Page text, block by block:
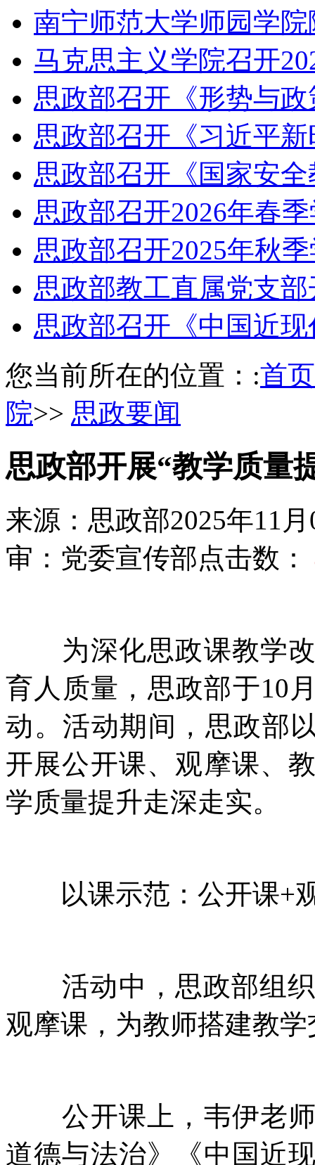
南宁师范大学师园学
马克思主义学院召开
思政部召开《形势与
思政部召开《习近平
思政部召开《国家安
思政部召开2026年春
思政部召开2025年秋
思政部教工直属党支
思政部召开《中国近
您当前所在的位置：:首页
院>> 思政要闻
思政部开展“教学质量
来源：思政部2025年11
审：党委宣传部点击数：
为深化思政课教学改
育人质量，思政部于10
动。活动期间，思政部
开展公开课、观摩课、
学质量提升走深走实。
以课示范：公开课+
活动中，思政部组织
观摩课，为教师搭建教
公开课上，韦伊老师
道德与法治》《中国近